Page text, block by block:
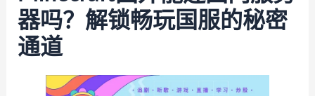
器吗？解锁畅玩国服的秘密
通道